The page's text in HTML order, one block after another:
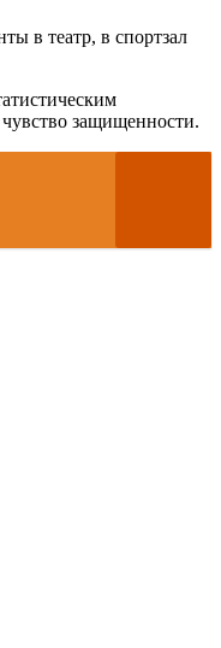
в театр, в спортзал
чувство защищенности.